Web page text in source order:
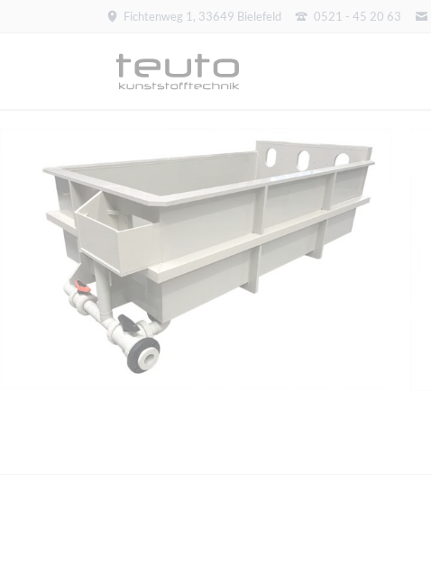
Fichtenweg 1, 33649 Bielefeld 0521 - 45 20 63
Enteisenungsanlagen
Soleverteiler
Spielfeldheizung
Trommelfilter